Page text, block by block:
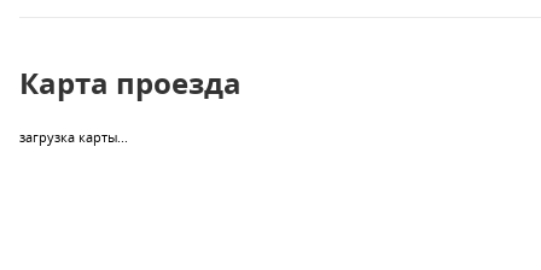
Карта проезда
загрузка карты...